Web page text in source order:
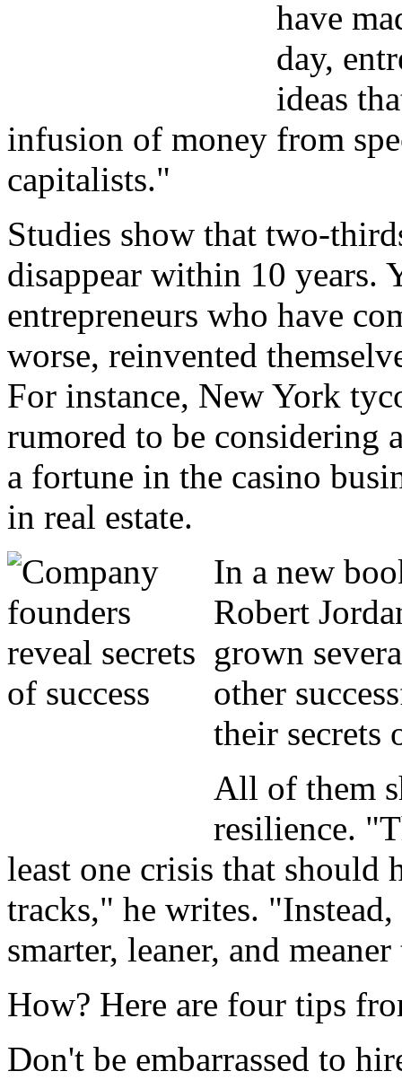
have
day,
ideas
infusion of money from
capitalists."
Studies show that two-
disappear within 10 years.
entrepreneurs who have
worse, reinvented
For instance, New York
rumored to be considering
a fortune in the casino
in real estate.
In a new
Robert
grown
other
their secrets
All of them
resilience.
least one crisis that should
tracks," he writes.
smarter, leaner, and
How? Here are four tips
Don't be embarrassed to